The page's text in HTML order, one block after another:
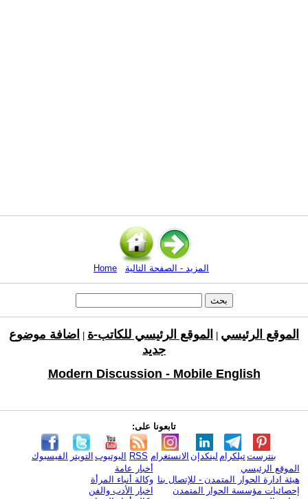
Home المزيد - الصفحة التالية
الموقع الرئيسي الموقع الرئيسي للكاتب-ة
اضافة موضوع
جديد
Modern Discussion - Mobile English
تابعونا على:
الفيسبوك التويتر اليوتيوب RSS الانستغرام لينكدإن تيلكرامبنترست
الموقع الرئيسي
هيئة ادارة الحوار المتمدن - للإتصال بنا
إحصائيات مؤسسة الحوار المتمدن
أخبار عامة
وكالة أنباء المرأة
اخبار الأدب والفن